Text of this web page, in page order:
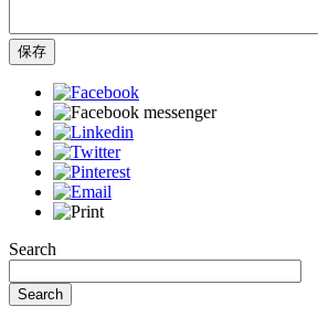
保存
Search
Search